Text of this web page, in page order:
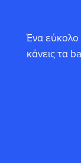
Ένα εύκολο
κάνεις τα